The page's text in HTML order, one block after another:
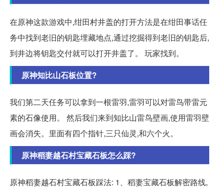
在原神这款游戏中,绀田村井盖的打开方法是在绀田事话任
务中找到老旧的钥匙埋藏地点,通过挖掘得到老旧的钥匙后,
到井边将钥匙交付就可以打开井盖了。 玩家找到。
原神知比山石板位置?
我们第二天任务可以拿到一根雷羽,雷羽可以对雷鸟带雷元
素的石像使用。 然后我们来到知比山雷鸟壁画,使用雷羽壁
画会消失。里面有四个指针,三只仙灵,和六个火。
原神稻妻越石村宝藏石板怎么踩?
原神稻妻越石村宝藏石板踩法: 1、稻妻宝藏石板解密路线,